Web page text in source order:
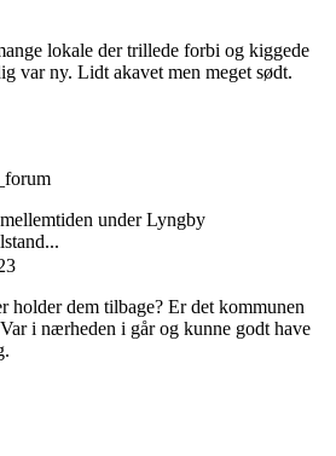
lokale der trillede forbi og kiggede
var ny. Lidt akavet men meget sødt.
under Lyngby
holder dem tilbage? Er det kommunen
i nærheden i går og kunne godt have